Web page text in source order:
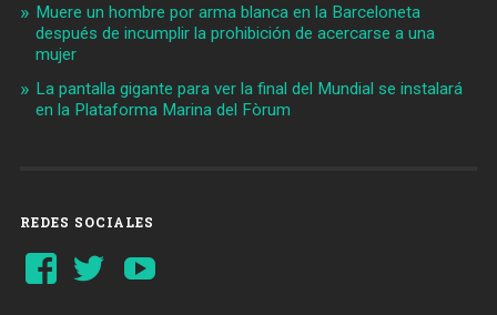
Muere un hombre por arma blanca en la Barceloneta
después de incumplir la prohibición de acercarse a una
mujer
La pantalla gigante para ver la final del Mundial se instalará
en la Plataforma Marina del Fòrum
REDES SOCIALES
Ver
perfil
Ver
perfil